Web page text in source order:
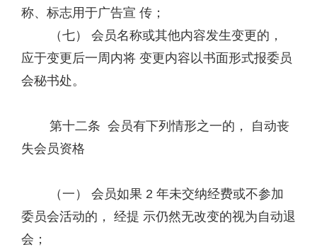
称、标志用于广告宣 传；
（七） 会员名称或其他内容发生变更的，
应于变更后一周内将 变更内容以书面形式报委员
会秘书处。
第十二条 会员有下列情形之一的， 自动丧
失会员资格
（一） 会员如果 2 年未交纳经费或不参加
委员会活动的， 经提 示仍然无改变的视为自动退
会；